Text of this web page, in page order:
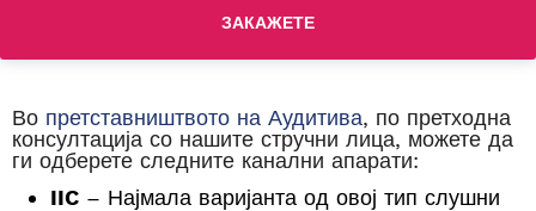
Во претставништвото на Аудитива, по претходна
консултација со нашите стручни лица, можете да
ги одберете следните канални апарати:
IIC – Најмала варијанта од овој тип слушни